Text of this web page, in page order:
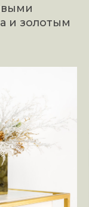
и золотым